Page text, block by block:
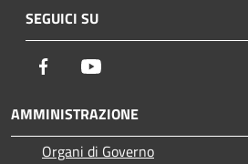
SEGUICI SU
Facebook
AMMINISTRAZIONE
Organi di Governo